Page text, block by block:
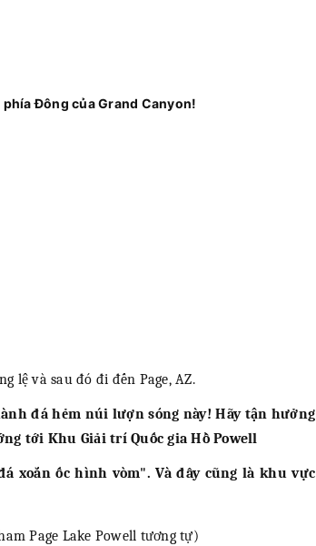
phía Đông của Grand Canyon!
lệ và sau đó đi đến Page, AZ.
đá hẻm núi lượn sóng này! Hãy tận hưởng
tới Khu Giải trí Quốc gia Hồ Powell
xoắn ốc hình vòm". Và đây cũng là khu vực
Page Lake Powell tương tự)